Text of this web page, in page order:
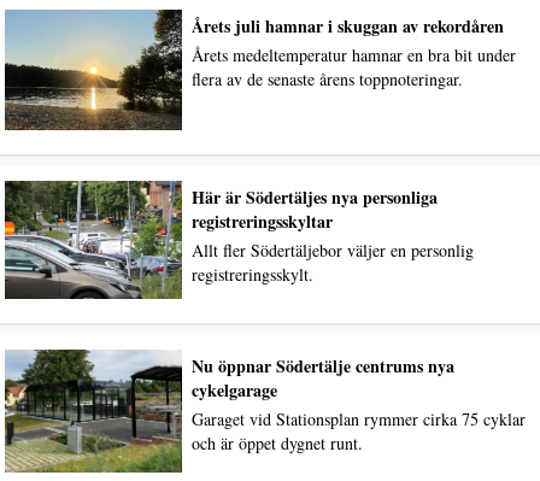
Årets juli hamnar i skuggan av rekordåren
Årets medeltemperatur hamnar en bra bit under
flera av de senaste årens toppnoteringar.
Här är Södertäljes nya personliga
registreringsskyltar
Allt fler Södertäljebor väljer en personlig
registreringsskylt.
Nu öppnar Södertälje centrums nya
cykelgarage
Garaget vid Stationsplan rymmer cirka 75 cyklar
och är öppet dygnet runt.